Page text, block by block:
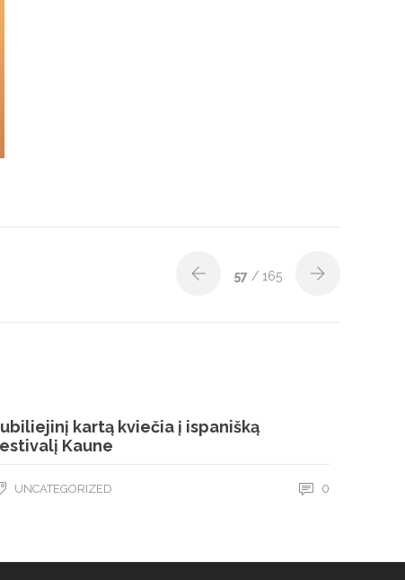
57 / 165
kartą kviečia į ispanišką
Kaune
UNCATEGORIZED 0